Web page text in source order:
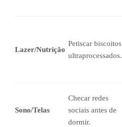
Lazer/Nutrição
Petiscar biscoitos
ultraprocessados.
Sono/Telas
Checar redes
sociais antes de
dormir.